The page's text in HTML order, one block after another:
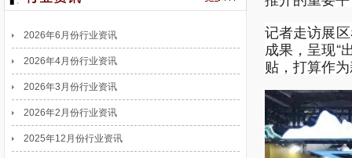
2026年6月份行业资讯
2026年4月份行业资讯
2026年3月份行业资讯
2026年2月份行业资讯
2025年12月份行业资讯
记者走访展
成果，呈现“
贴，打算作